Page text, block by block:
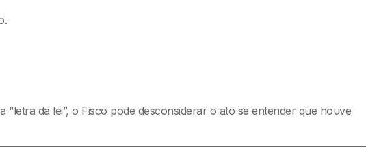
da lei”, o Fisco pode desconsiderar o ato se entender que houve